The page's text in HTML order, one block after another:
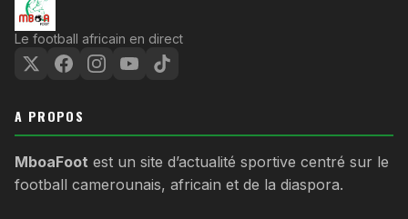
Le football africain en direct
A PROPOS
MboaFoot est un site d’actualité sportive centré sur le
football camerounais, africain et de la diaspora.